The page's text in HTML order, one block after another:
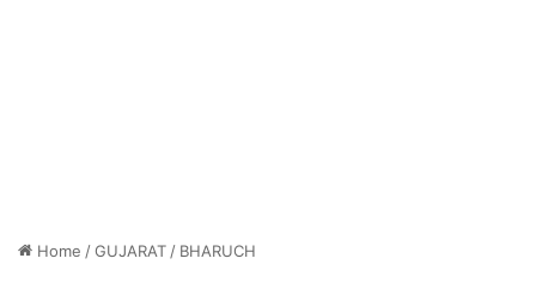
Home /GUJARAT / BHARUCH